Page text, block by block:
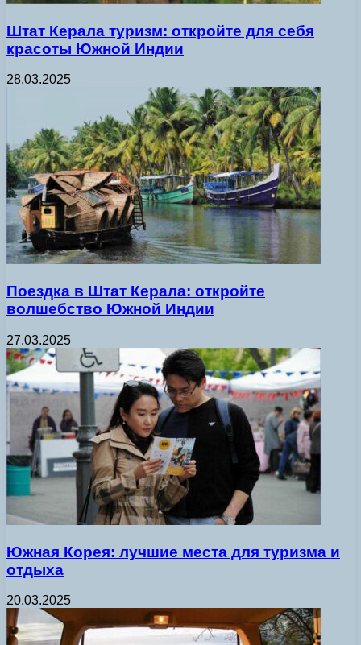
Штат Керала туризм: откройте для себя
красоты Южной Индии
28.03.2025
Поездка в Штат Керала: откройте
волшебство Южной Индии
27.03.2025
Южная Корея: лучшие места для туризма и
отдыха
20.03.2025